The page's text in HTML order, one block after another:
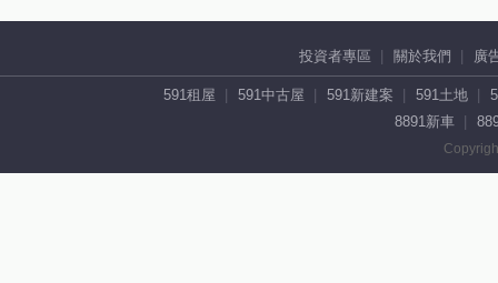
投資者專區 關於我們 廣
591租屋 591中古屋 591新建案 591土地
8891新車